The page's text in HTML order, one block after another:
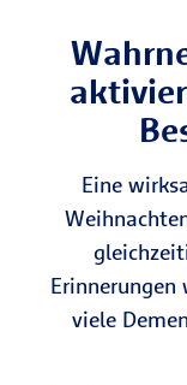
Eine
Erinnerungen
viele